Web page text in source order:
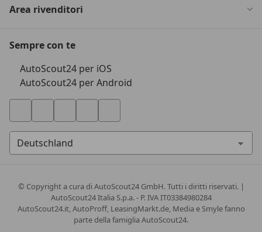
Area rivenditori
Sempre con te
AutoScout24 per iOS
AutoScout24 per Android
© Copyrighta cura di AutoScout24 GmbH. Tutti i diritti riservati. |
AutoScout24 Italia S.p.a. - P. IVA IT03384980284
AutoScout24.it, AutoProff, LeasingMarkt.de, Media e Smyle fanno
parte della famiglia AutoScout24.